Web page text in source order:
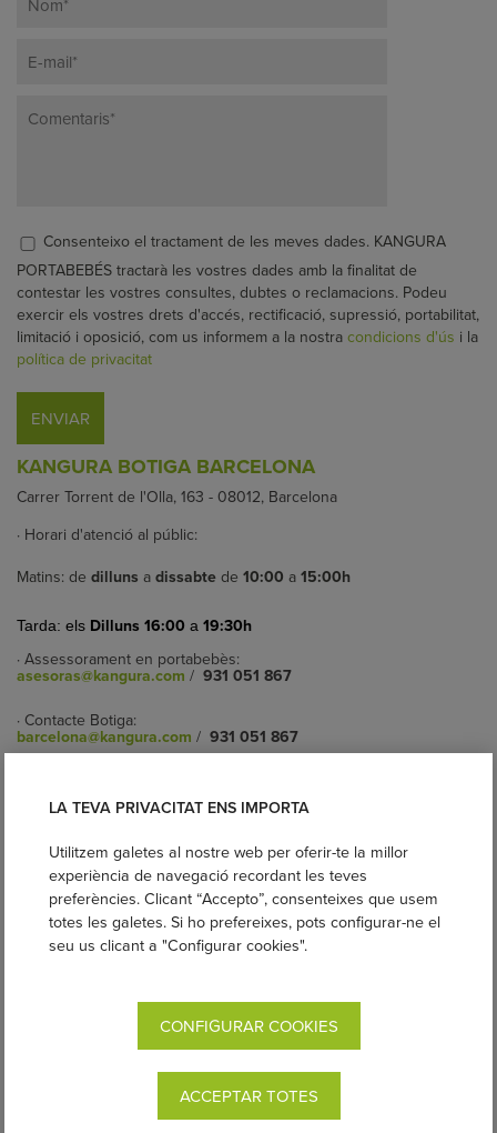
Consenteixo el tractament de les meves dades. KANGURA
PORTABEBÉS tractarà les vostres dades amb la finalitat de
contestar les vostres consultes, dubtes o reclamacions. Podeu
exercir els vostres drets d'accés, rectificació, supressió, portabilitat,
limitació i oposició, com us informem a la nostra condicions d'ús i la
política de privacitat
KANGURA BOTIGA BARCELONA
Carrer Torrent de l'Olla, 163 - 08012, Barcelona
· Horari d'atenció al públic:
Matins: de dilluns a dissabte de 10:00 a 15:00h
Tarda: els Dilluns 16:00 a 19:30h
· Assessorament en portabebès:
asesoras@kangura.com / 931 051 867
· Contacte Botiga:
barcelona@kangura.com / 931 051 867
KANGURA MAGATZEM I OFICINES
Carrer Torrent d'en Puig, 12B - 08358, Arenys de Munt
LA TEVA PRIVACITAT ENS IMPORTA
Utilitzem galetes al nostre web per oferir-te la millor
experiència de navegació recordant les teves
preferències. Clicant “Accepto”, consenteixes que usem
totes les galetes. Si ho prefereixes, pots configurar-ne el
seu us clicant a "Configurar cookies".
CONFIGURAR COOKIES
ACCEPTAR TOTES